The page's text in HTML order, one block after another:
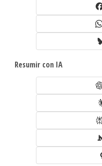
Resumir con IA